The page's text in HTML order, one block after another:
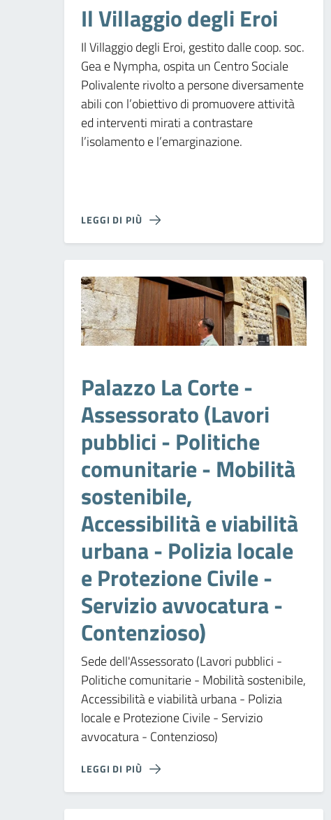
Il Villaggio degli Eroi
Il Villaggio degli Eroi, gestito dalle coop. soc.
Gea e Nympha, ospita un Centro Sociale
Polivalente rivolto a persone diversamente
abili con l’obiettivo di promuovere attività
ed interventi mirati a contrastare
l’isolamento e l’emarginazione.
LEGGI DI PIÙ
Palazzo La Corte -
Assessorato (Lavori
pubblici - Politiche
comunitarie - Mobilità
sostenibile,
Accessibilità e viabilità
urbana - Polizia locale
e Protezione Civile -
Servizio avvocatura -
Contenzioso)
Sede dell'Assessorato (Lavori pubblici -
Politiche comunitarie - Mobilità sostenibile,
Accessibilità e viabilità urbana - Polizia
locale e Protezione Civile - Servizio
avvocatura - Contenzioso)
LEGGI DI PIÙ